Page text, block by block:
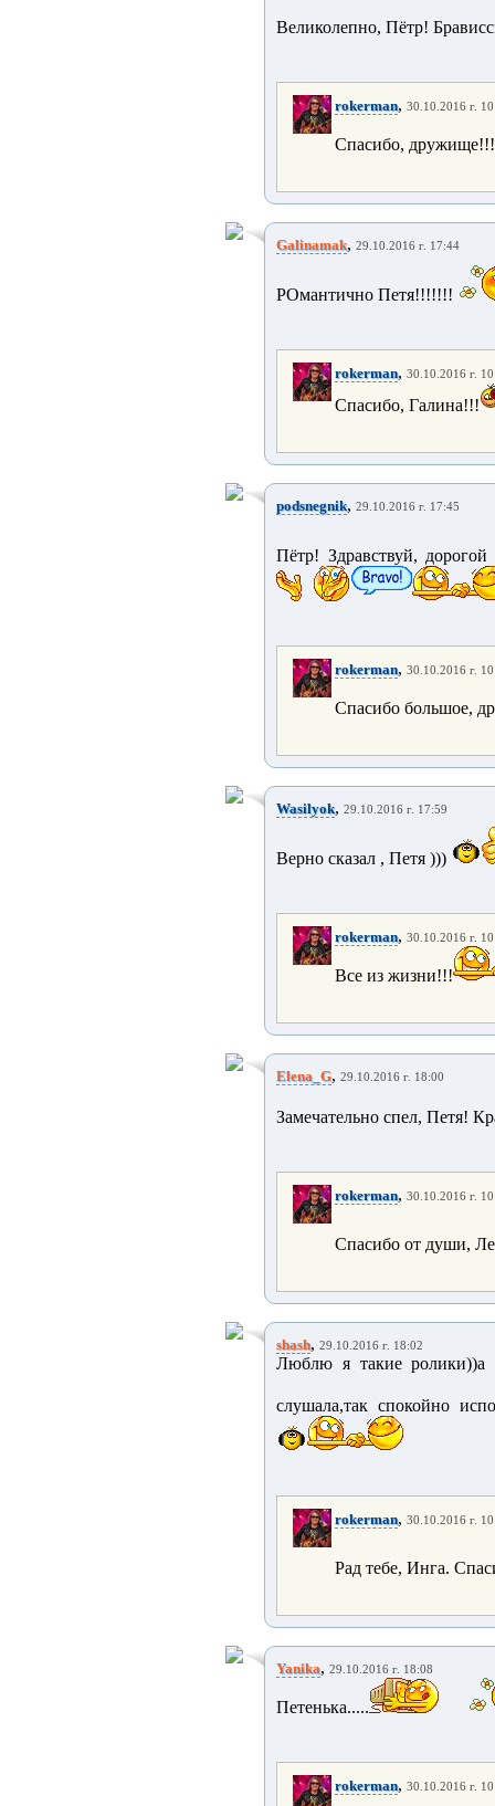
Великолепно, Пётр!
rokerman, 30.10.2016 г.
Спасибо, дружище!!!
Galinamak, 29.10.2016 г. 17:44
РОмантично Петя!!!!!!!
rokerman, 30.10.2016 г.
Спасибо, Галина!!!
podsnegnik, 29.10.2016 г. 17:45
Пётр! Здравствуй,
rokerman, 30.10.2016 г.
Спасибо большое,
Wasilyok, 29.10.2016 г. 17:59
Верно сказал , Петя )))
rokerman, 30.10.2016 г.
Все из жизни!!!
Elena_G, 29.10.2016 г. 18:00
Замечательно спел, Петя!
rokerman, 30.10.2016 г.
Спасибо от души,
shash, 29.10.2016 г. 18:02
Люблю я такие ролики))а
слушала,так спокойно
rokerman, 30.10.2016 г.
Рад тебе, Инга.
Yanika, 29.10.2016 г. 18:08
Петенька.....
rokerman, 30.10.2016 г.